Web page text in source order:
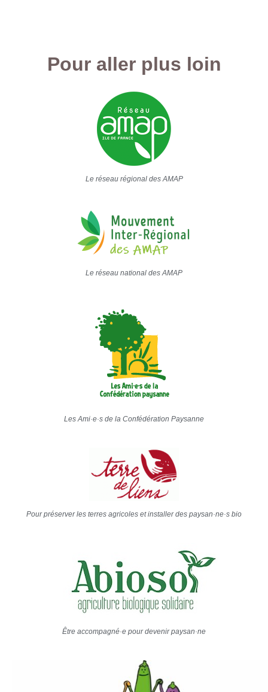
Pour aller plus loin
Le réseau régional des AMAP
Le réseau national des AMAP
Les Ami·e·s de la Confédération Paysanne
Pour préserver les terres agricoles et installer des paysan·ne·s bio
Être accompagné·e pour devenir paysan·ne